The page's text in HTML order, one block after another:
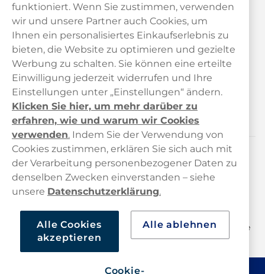
Kontaktiere uns!
hallo@haypp.com
Mo/Di/Fr: 09–17 Uhr (Pause 12–13) Mi/Do: 10–19 Uhr (Pause
14–15)
Kundendienst
Links
Über uns
funktioniert. Wenn Sie zustimmen, verwenden
wir und unsere Partner auch Cookies, um
Ihnen ein personalisiertes Einkaufserlebnis zu
bieten, die Website zu optimieren und gezielte
Werbung zu schalten. Sie können eine erteilte
Einwilligung jederzeit widerrufen und Ihre
Einstellungen unter „Einstellungen“ ändern.
Klicken Sie hier, um mehr darüber zu
erfahren, wie und warum wir Cookies
verwenden. Indem Sie der Verwendung von
Cookies zustimmen, erklären Sie sich auch mit
der Verarbeitung personenbezogener Daten zu
denselben Zwecken einverstanden – siehe
unsere Datenschutzerklärung.
Alle Cookies
akzeptieren
Alle ablehnen
Cookie-